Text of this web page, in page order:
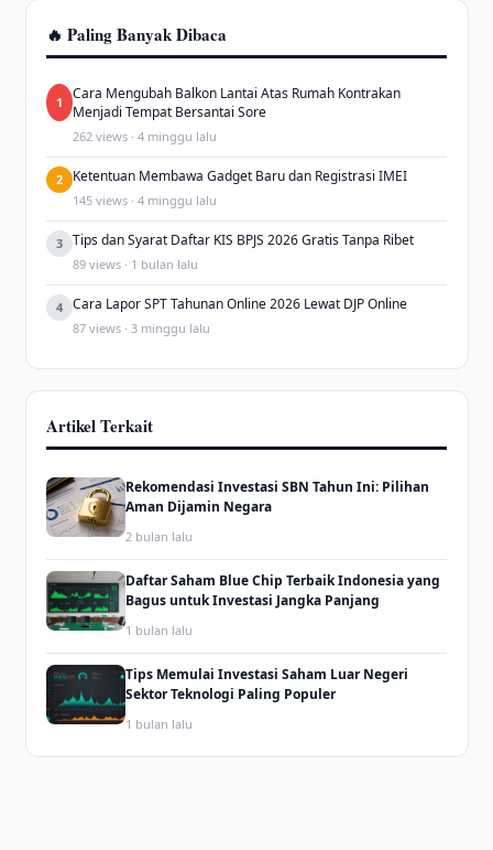
🔥 Paling Banyak Dibaca
1
Cara Mengubah Balkon Lantai Atas Rumah Kontrakan
Menjadi Tempat Bersantai Sore
262 views · 4 minggu lalu
2 Ketentuan Membawa Gadget Baru dan Registrasi IMEI
145 views · 4 minggu lalu
3 Tips dan Syarat Daftar KIS BPJS 2026 Gratis Tanpa Ribet
89 views · 1 bulan lalu
4 Cara Lapor SPT Tahunan Online 2026 Lewat DJP Online
87 views · 3 minggu lalu
Artikel Terkait
Rekomendasi Investasi SBN Tahun Ini: Pilihan
Aman Dijamin Negara
2 bulan lalu
Daftar Saham Blue Chip Terbaik Indonesia yang
Bagus untuk Investasi Jangka Panjang
1 bulan lalu
Tips Memulai Investasi Saham Luar Negeri
Sektor Teknologi Paling Populer
1 bulan lalu